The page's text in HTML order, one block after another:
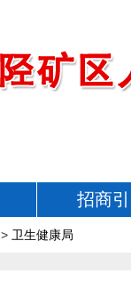
招商
> 卫生健康局